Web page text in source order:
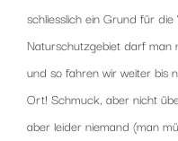
schliesslich ein Grund für
Naturschutzgebiet darf man
und so fahren wir weiter bis
Ort! Schmuck, aber nicht
aber leider niemand (man